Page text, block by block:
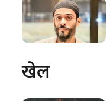
खेल